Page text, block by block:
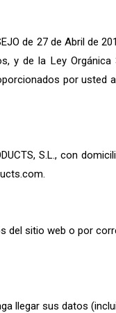
de 27 de Abril
de la Ley
por usted
S.L., con
del sitio web o por
llegar sus datos